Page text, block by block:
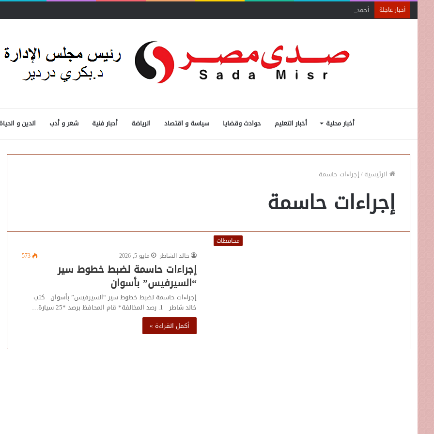
أخبار عاجلة أحمد زكي: مبادرة “مصر تنطلق بالتصدير”
أخبار محلية أخبار التعليم حوادث وقضايا سياسة و اقتصاد الرياضة أحبار فنية شعر و أدب الدين و الحياة
الرئيسية/إجراءات حاسمة
إجراءات حاسمة
محافظات
خالد الشاطر
مايو 5, 2026 573
إجراءات حاسمة لضبط خطوط سير
“السيرفيس” بأسوان
إجراءات حاسمة لضبط خطوط سير “السيرفيس” بأسوان كتب
خالد شاطر 1. رصد المخالفة* قام المحافظ برصد *25 سيارة…
أكمل القراءة »